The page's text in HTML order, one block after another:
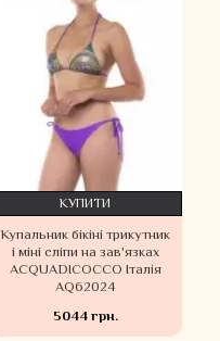
Купальник бікіні трикутник
і міні сліпи на зав'язках
ACQUADICOCCO Італія
AQ62024
5044 грн.
КУПИТИ